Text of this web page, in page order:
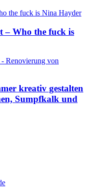
– Who the fuck is
kreativ gestalten
Sumpfkalk und